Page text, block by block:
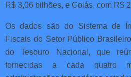
R$ 3,06 bilhões, e Goiás, com R$
Os dados são do Sistema de
Fiscais do Setor Público
do Tesouro Nacional, que
fornecidas a cada quatro